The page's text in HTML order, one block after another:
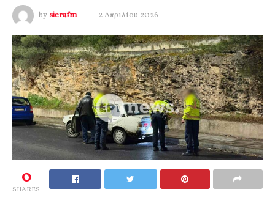
by sierafm 2 Απριλίου 2026
0
SHARES